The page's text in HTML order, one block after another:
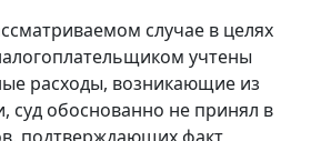
случае в целях
учтены
расходы, возникающие из
суд обоснованно не принял в